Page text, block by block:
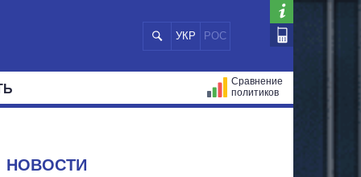
УКР РОС
Сравнение
политиков
НОВОСТИ